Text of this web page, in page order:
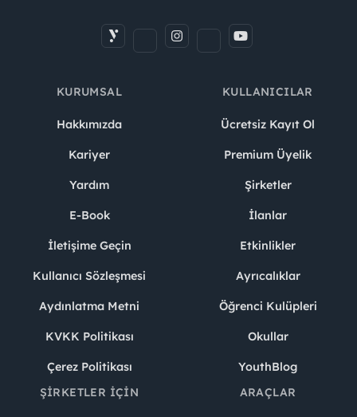
KURUMSAL
Hakkımızda
Kariyer
Yardım
E-Book
İletişime Geçin
Kullanıcı Sözleşmesi
Aydınlatma Metni
KVKK Politikası
Çerez Politikası
KULLANICILAR
Ücretsiz Kayıt Ol
Premium Üyelik
Şirketler
İlanlar
Etkinlikler
Ayrıcalıklar
Öğrenci Kulüpleri
Okullar
YouthBlog
ŞIRKETLER İÇIN
ARAÇLAR